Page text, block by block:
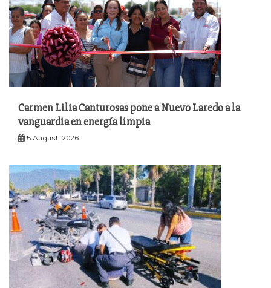
Carmen Lilia Canturosas pone a Nuevo Laredo a la
vanguardia en energía limpia
5 August, 2026